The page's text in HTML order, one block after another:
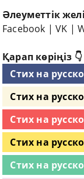
Әлеуметтік
Facebook |VK |
Қарап көріңіз 👇
Стих на
Стих на
Стих на
Стих на
Стих на